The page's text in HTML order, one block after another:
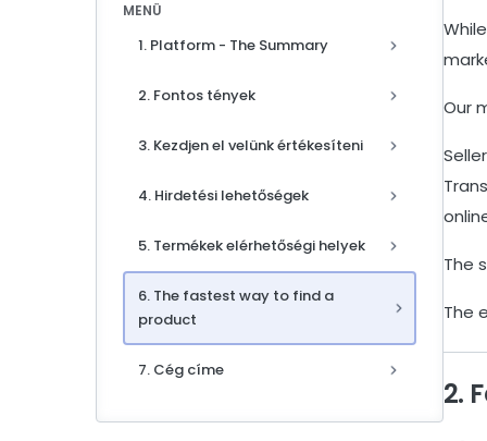
MENÜ
1. Platform - The Summary
2. Fontos tények
3. Kezdjen el velünk értékesíteni
4. Hirdetési lehetőségek
5. Termékek elérhetőségi helyek
6. The fastest way to find a
product
7. Cég címe
Our
The
The
2.